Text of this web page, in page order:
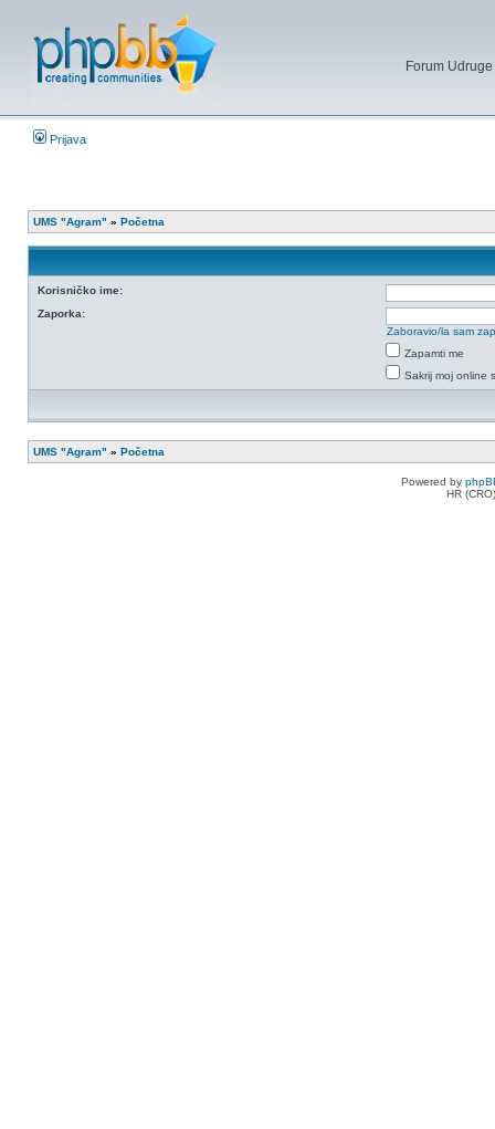
Forum
Prijava
UMS "Agram" » Početna
Korisničko ime:
Zaporka:
Zaboravio/la sam
Zapamti me
Sakrij moj online
UMS "Agram" » Početna
Powered by
HR